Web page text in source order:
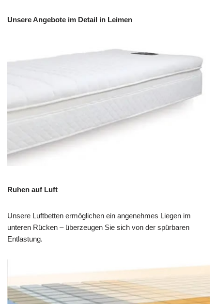
Unsere Angebote im Detail in Leimen
Ruhen auf Luft
Unsere Luftbetten ermöglichen ein angenehmes Liegen im
unteren Rücken – überzeugen Sie sich von der spürbaren
Entlastung.